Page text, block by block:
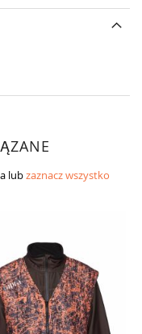
lubzaznacz wszystko